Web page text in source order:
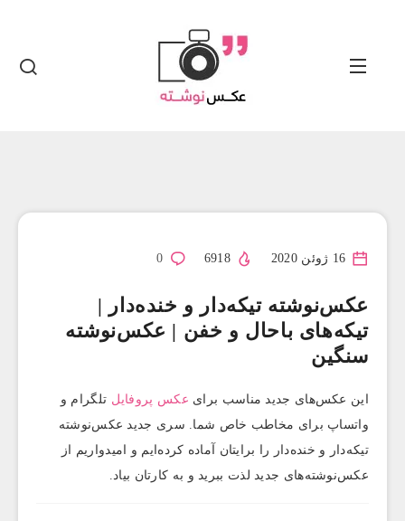
6918
0
عکس‌نوشته تیکه‌دار و خنده‌دار |
تیکه‌های باحال و خفن | عکس‌نوشته
سنگین
این عکس‌های جدید مناسب برای عکس پروفایل تلگرام و
واتساپ برای مخاطب خاص شما. سری جدید عکس‌نوشته
تیکه‌دار و خنده‌دار را برایتان آماده کرده‌ایم و امیدواریم از
عکس‌نوشته‌های جدید لذت ببرید و به کارتان بیاد.